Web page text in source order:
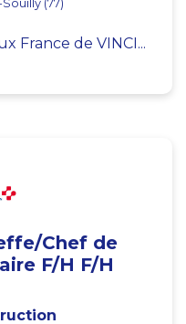
(77)
France de VINCI...
Chef de
F/H F/H